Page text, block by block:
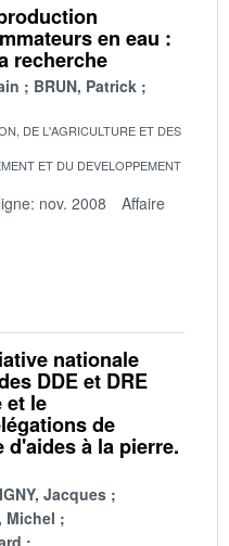
en eau :
recherche
BRUN, Patrick
DE L'AGRICULTURE ET DES
ET DU DEVELOPPEMENT
nov. 2008
Affaire
nationale
DDE et DRE
et le
de
d'aides à la pierre.
Jacques
Michel